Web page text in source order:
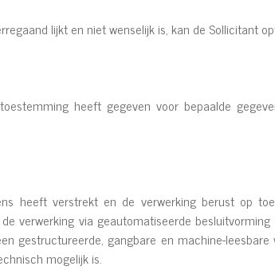
lijkt en niet wenselijk is, kan de Sollicitant
heeft gegeven voor bepaalde
heeft verstrekt en de verwerking berust op
verwerking via geautomatiseerde
gestructureerde, gangbare en machine-
mogelijk is.